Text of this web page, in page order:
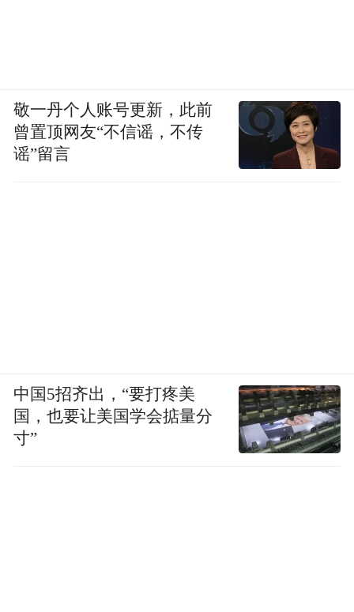
敬一丹个人账号更新，此前
曾置顶网友“不信谣，不传
谣”留言
中国5招齐出，“要打疼美
国，也要让美国学会掂量分
寸”